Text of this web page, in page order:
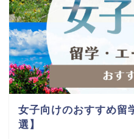
女子向けのおすすめ留
選】